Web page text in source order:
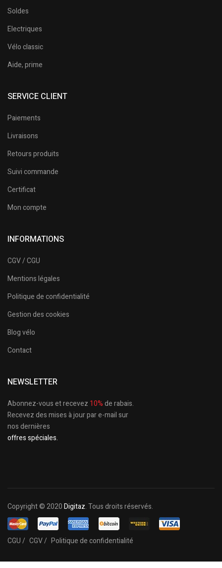
Soldes
Electriques
Vélo classic
Aide, prime
SERVICE CLIENT
Paiements
Livraisons
Retours produits
Suivi commande
Certificat
Mon compte
INFORMATIONS
CGV / CGU
Mentions légales
Politique de confidentialité
Gestion des cookies
Blog vélo
Contact
NEWSLETTER
Abonnez-vous et recevez 10%de rabais.
Recevez des mises à jour par e-mail sur
nos dernières
offres spéciales.
Copyright © 2020Digitaz. Tous droits réservés.
CGU / CGV / Politique de confidentialité